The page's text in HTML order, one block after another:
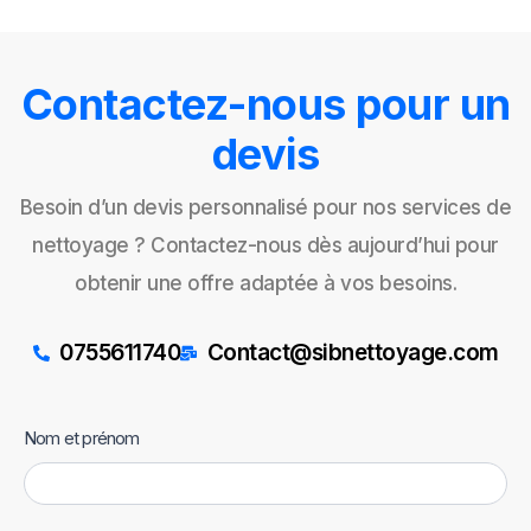
Contactez-nous pour un
devis
Besoin d’un devis personnalisé pour nos services de
nettoyage ? Contactez-nous dès aujourd’hui pour
obtenir une offre adaptée à vos besoins.
0755611740 Contact@sibnettoyage.com
Généraliste
Nom et prénom